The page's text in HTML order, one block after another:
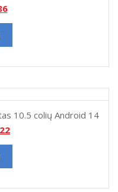
10.5 colių Android 14